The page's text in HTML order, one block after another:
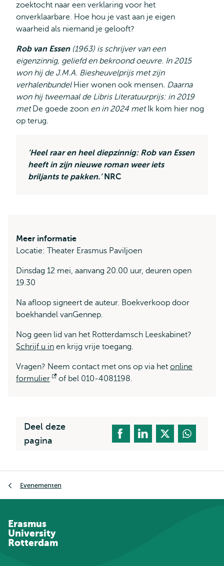
zoektocht naar een verklaring voor het
onverklaarbare. Hoe hou je vast aan je eigen
waarheid als niemand je gelooft?
Rob van Essen (1963) is schrijver van een
eigenzinnig, geliefd en bekroond oeuvre. In 2015
won hij de J.M.A. Biesheuvelprijs met zijn
verhalenbundel Hier wonen ook mensen. Daarna
won hij tweemaal de Libris Literatuurprijs: in 2019
met De goede zoon en in 2024 met Ik kom hier nog
op terug.
‘Heel raar en heel diepzinnig: Rob van Essen
heeft in zijn nieuwe roman weer iets
briljants te pakken.’ NRC
Meer informatie
Locatie: Theater Erasmus Paviljoen
Dinsdag 12 mei, aanvang 20.00 uur, deuren open
19.30
Na afloop signeert de auteur. Boekverkoop door
boekhandel vanGennep.
Nog geen lid van het Rotterdamsch Leeskabinet?
Schrijf u in en krijg vrije toegang.
Vragen? Neem contact met ons op via het online
formulier
Opent
of bel 010-4081198.
Deel deze
pagina
Evenementen
Erasmus
University
Rotterdam